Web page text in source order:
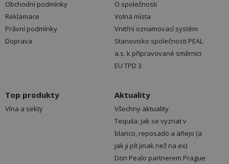
Obchodní podmínky
Reklamace
Právní podmínky
Doprava
O společnosti
Volná místa
Vnitřní oznamovací systém
Stanovisko společnosti PEAL
a.s. k připravované směrnici
EU TPD 3
Top produkty
Vína a sekty
Aktuality
Všechny aktuality
Tequila: jak se vyznat v
blanco, reposado a añejo (a
jak ji pít jinak než na ex)
Don Pealo partnerem Prague